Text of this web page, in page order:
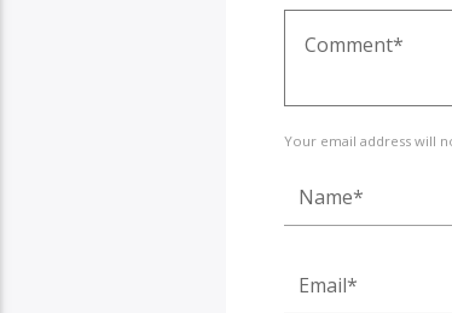
Your email address will